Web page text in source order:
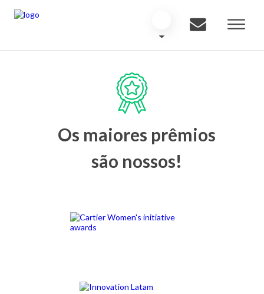
Os maiores prêmios
são nossos!